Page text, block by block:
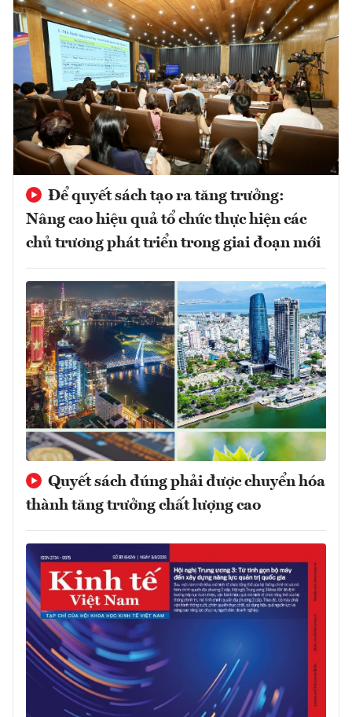
Để quyết sách tạo ra tăng trưởng:
Nâng cao hiệu quả tổ chức thực hiện các
chủ trương phát triển trong giai đoạn mới
Quyết sách đúng phải được chuyển hóa
thành tăng trưởng chất lượng cao